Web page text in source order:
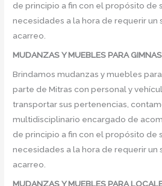
de principio a fin con el propósito de
necesidades a la hora de requerir un
acarreo.
MUDANZAS Y MUEBLES PARA
Brindamos mudanzas y muebles
parte de Mitras con personal y
transportar sus pertenencias,
multidisciplinario encargado de
de principio a fin con el propósito de
necesidades a la hora de requerir un
acarreo.
MUDANZAS Y MUEBLES PARA